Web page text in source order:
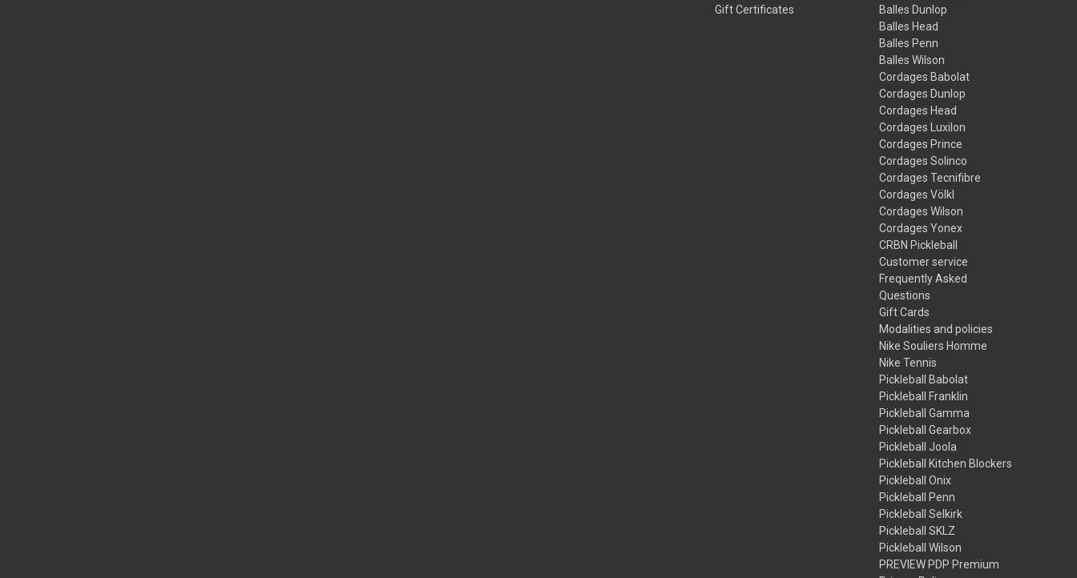
Gift Certificates
Balles Dunlop
Balles Head
Balles Penn
Balles Wilson
Cordages Babolat
Cordages Dunlop
Cordages Head
Cordages Luxilon
Cordages Prince
Cordages Solinco
Cordages Tecnifibre
Cordages Völkl
Cordages Wilson
Cordages Yonex
CRBN Pickleball
Customer service
Frequently Asked
Questions
Gift Cards
Modalities and policies
Nike Souliers Homme
Nike Tennis
Pickleball Babolat
Pickleball Franklin
Pickleball Gamma
Pickleball Gearbox
Pickleball Joola
Pickleball Kitchen Blockers
Pickleball Onix
Pickleball Penn
Pickleball Selkirk
Pickleball SKLZ
Pickleball Wilson
PREVIEW PDP Premium